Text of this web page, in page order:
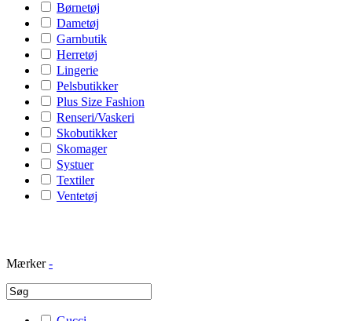
Børnetøj
Dametøj
Garnbutik
Herretøj
Lingerie
Pelsbutikker
Plus Size Fashion
Renseri/Vaskeri
Skobutikker
Skomager
Systuer
Textiler
Ventetøj
Mærker -